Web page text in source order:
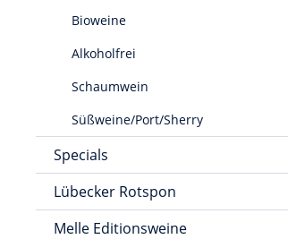
Bioweine
Alkoholfrei
Schaumwein
Süßweine/Port/Sherry
Specials
Lübecker Rotspon
Melle Editionsweine